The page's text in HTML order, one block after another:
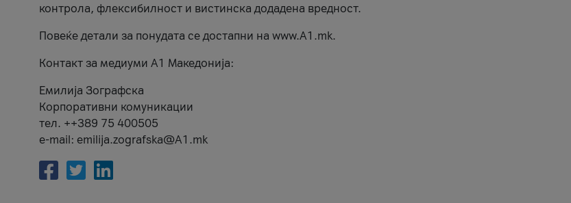
контрола, флексибилност и вистинска додадена вредност.
Повеќе детали за понудата се достапни на www.А1.mk.
Контакт за медиуми А1 Македонија:
Емилија Зографска
Корпоративни комуникации
тел. ++389 75 400505
e-mail: emilija.zografska@A1.mk